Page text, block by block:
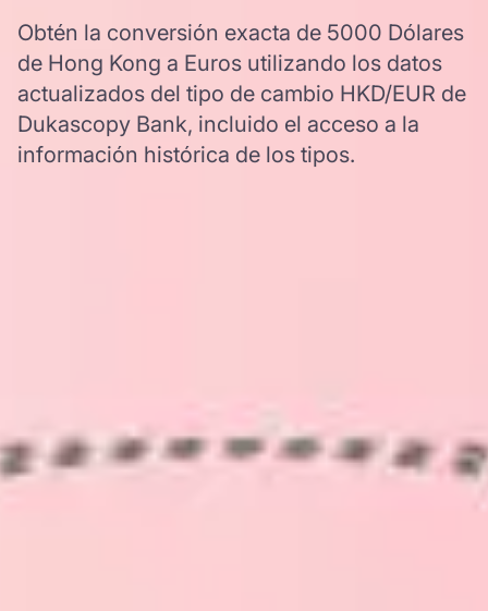
Obtén la conversión exacta de 5000 Dólares
de Hong Kong a Euros utilizando los datos
actualizados del tipo de cambio HKD/EUR de
Dukascopy Bank, incluido el acceso a la
información histórica de los tipos.